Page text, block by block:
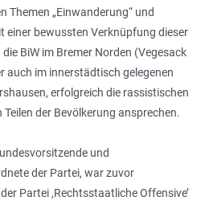
Themen „Einwanderung“ und
einer bewussten Verknüpfung dieser
BiW im Bremer Norden (Vegesack
auch im innerstädtisch gelegenen
erfolg­reich die rassistischen
Teilen der Bevölkerung ansprechen.
und
der Partei, war zuvor
Partei ,Rechtsstaatliche Offensive’